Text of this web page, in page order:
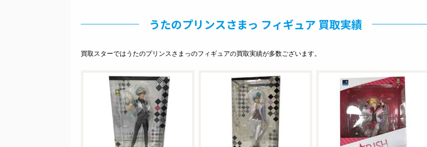
うたのプリンスさまっ フィギュア 買取実績
買取スターではうたのプリンスさまっのフィギュアの買取実績が多数ございます。